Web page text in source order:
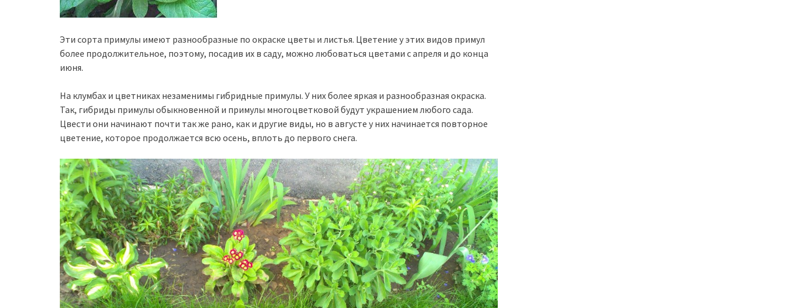
Эти сорта примулы имеют разнообразные по окраске цветы и листья. Цветение у этих видов примул
более продолжительное, поэтому, посадив их в саду, можно любоваться цветами с апреля и до конца
июня.
На клумбах и цветниках незаменимы гибридные примулы. У них более яркая и разнообразная окраска.
Так, гибриды примулы обыкновенной и примулы многоцветковой будут украшением любого сада.
Цвести они начинают почти так же рано, как и другие виды, но в августе у них начинается повторное
цветение, которое продолжается всю осень, вплоть до первого снега.